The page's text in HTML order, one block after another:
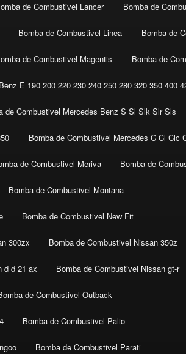
de Combustivel Lancer Bomba de
Bomba de Combustivel Linea Bomba de
de Combustivel Magentis Bomba de
E 190 200 220 230 240 250 280 320 350 400
de Combustivel Mercedes Benz S Sl Slk Slr Sls
Bomba de Combustivel Mercedes C Cl Clc
de Combustivel Meriva Bomba de
Bomba de Combustivel Montana
Bomba de Combustivel New Fit
300zx Bomba de Combustivel Nissan 350z
d d 21 ax Bomba de Combustivel Nissan gt-r
de Combustivel Outback
Bomba de Combustivel Palio
Bomba de Combustivel Parati